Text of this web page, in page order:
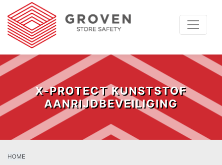
X-PROTECT KUNSTSTOF
AANRIJDBEVEILIGING
HOME